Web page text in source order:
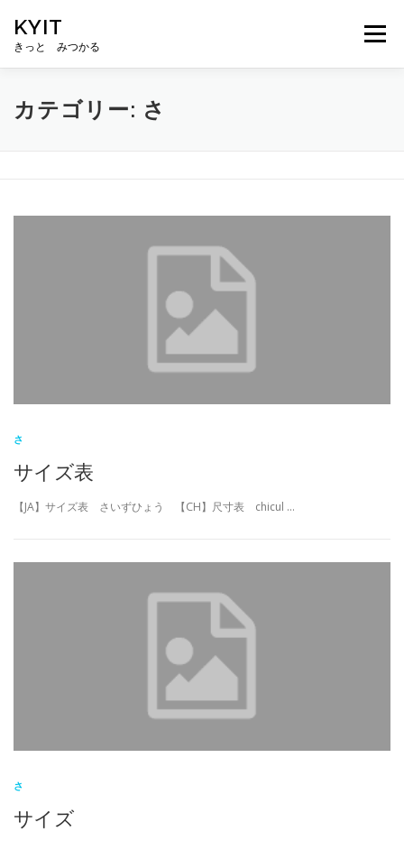
KYIT
きっと みつかる
メニュー
HOME コンテンツ
カテゴリー: さ
さ
サイズ表
【JA】サイズ表 さいずひょう 【CH】尺寸表 chicul …
さ
サイズ